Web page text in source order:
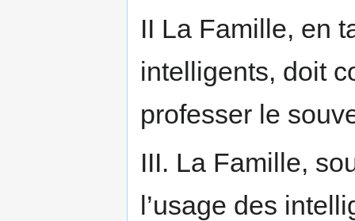
II La Famille, en
intelligents, doit
professer le
III. La Famille,
l’usage des